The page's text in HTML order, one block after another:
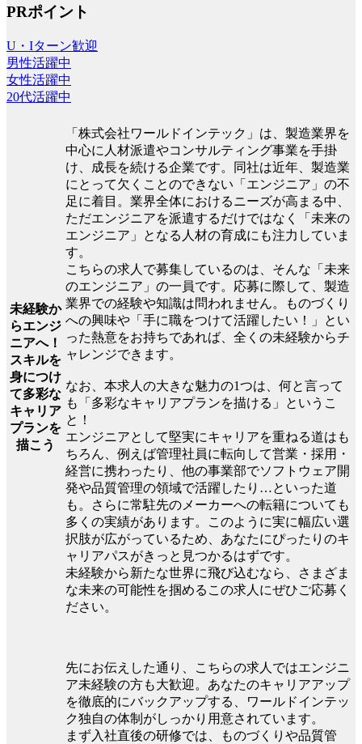
PRポイント
U・Iターン歓迎
男性活躍中
女性活躍中
20代活躍中
未経験か
らエンジ
ニアへ！
スキルを
身につけ
て多彩な
キャリア
プランを
描こう
「株式会社ワールドインテック」は、製造業界を
中心に人材派遣やコンサルティング事業を手掛
け、成長を続ける企業です。同社は近年、製造業
にとって欠くことのできない「エンジニア」の不
足に着目。業界全体におけるニーズが高まる中、
ただエンジニアを派遣するだけではなく「未来の
エンジニア」となる人材の育成にも注力していま
す。
こちらの求人で募集しているのは、そんな「未来
のエンジニア」の一員です。応募に際して、製造
業界での経験や知識は問われません。ものづくり
への興味や「手に職をつけて活躍したい！」とい
った熱意をお持ちであれば、全くの未経験からチ
ャレンジできます。
なお、本求人の大きな魅力の1つは、何と言って
も「多彩なキャリアプランを描ける」というこ
と！
エンジニアとして堅実にキャリアを重ねる道はも
ちろん、例えば管理社員に転向して営業・採用・
経営に携わったり、他の事業部でソフトウェア開
発や品質管理の領域で活躍したり…といった道
も。さらに常駐先のメーカーへの転籍についても
多くの実績があります。このように実に幅広い選
択肢が広がっているため、あなたにぴったりのキ
ャリアパスがきっと見つかるはずです。
未経験から新たな世界に飛び込むなら、さまざま
な未来の可能性を掴めるこの求人にぜひご応募く
ださい。
先にお伝えした通り、こちらの求人ではエンジニ
ア未経験の方も大歓迎。あなたのキャリアアップ
を徹底的にバックアップする、ワールドインテッ
ク独自の体制がしっかり用意されています。
まず入社直後の研修では、ものづくりや品質管